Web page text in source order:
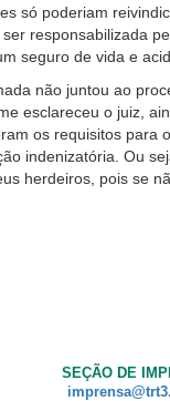
só poderiam
responsabilizada
seguro de vida e
não juntou ao
esclareceu o juiz,
os requisitos
indenizatória. Ou
herdeiros, pois se
SEÇÃO DE